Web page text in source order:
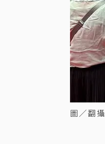
圖／翻攝